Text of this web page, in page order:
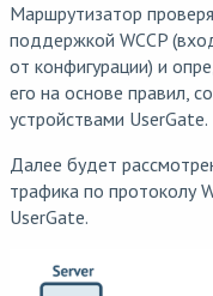
Маршрутизатор
поддержкой WCCP
от конфигурации) и
его на основе правил,
устройствами UserGate.
Далее будет
трафика по протоколу
UserGate.